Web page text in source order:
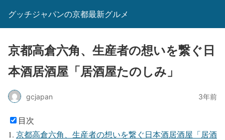
グッチジャパンの京都最新グルメ
京都高倉六角、生産者の想いを繋ぐ日
本酒居酒屋「居酒屋たのしみ」
gcjapan 3年前
目次
京都高倉六角、生産者の想いを繋ぐ日本酒居酒屋「居酒